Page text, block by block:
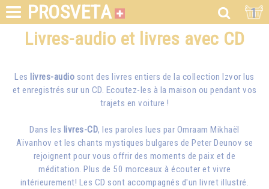
PROSVETA 1
Livres-audio et livres avec CD
Les livres-audio sont des livres entiers de la collection Izvor lus
et enregistrés sur un CD. Ecoutez-les à la maison ou pendant vos
trajets en voiture !
Dans les livres-CD, les paroles lues par Omraam Mikhaël
Aïvanhov et les chants mystiques bulgares de Peter Deunov se
rejoignent pour vous offrir des moments de paix et de
méditation. Plus de 50 morceaux à écouter et vivre
intérieurement! Les CD sont accompagnés d'un livret illustré.